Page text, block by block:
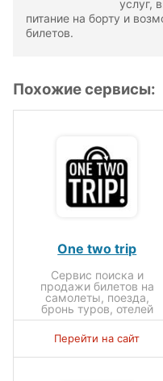
услуг,
питание на борту и
билетов.
Похожие сервисы:
One two trip
Сервис поиска и
продажи билетов на
самолеты, поезда,
бронь туров, отелей
Перейти на сайт